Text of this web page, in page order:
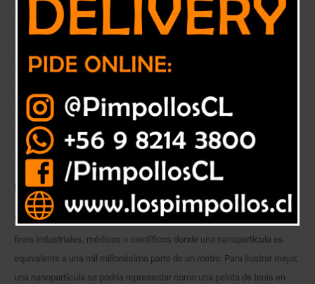
alimenticias diferentes.
El Dr. Sebastián Molinett, bioquímico y doctoren biotecnología, quien
actualmente lidera iniciativas de I+D+i en este laboratorio, explica cómo
será la matriz alimentaria del futuro, cuál será la composición de los
alimentos y qué avances nacionales e internacionales existen en esta
área del conocimiento.
Esta y otras interrogantes las puede leer a continuación.
En palabras simples, que es la nanotecnología?
“La nanotecnología se refiere al diseño y uso de nanomateriales con
fines industriales, médicos o científicos donde una nanopartícula es
equivalente a una mil millonésima parte de un metro. Para ilustrar mejor,
una nanopartícula se podría representar como una pelota de tenis en